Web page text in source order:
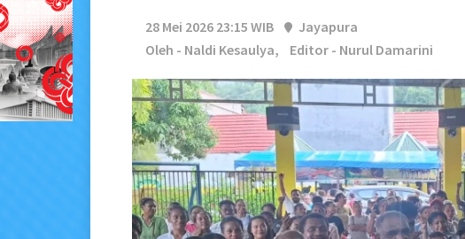
28 Mei 2026 23:15 WIB
Jayapura
Oleh - Naldi Kesaulya,
Editor - Nurul Damarini